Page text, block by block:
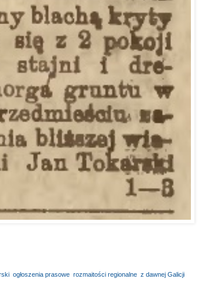
ogłoszenia prasowe rozmaitości regionalne z dawnej Galicji